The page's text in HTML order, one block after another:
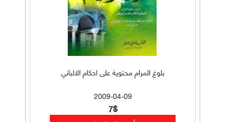
بلوغ المرام محتوية على احكام الالباني
2009-04-09
7$